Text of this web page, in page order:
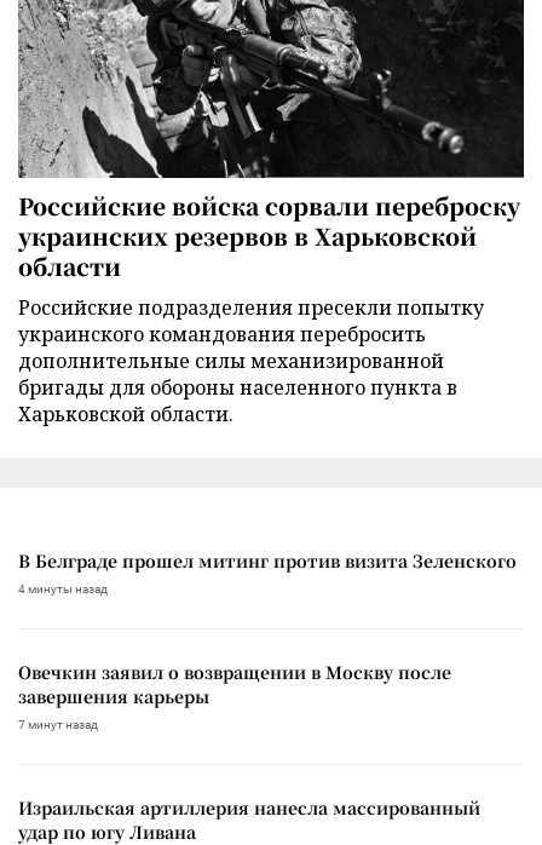
Российские войска сорвали переброску
украинских резервов в Харьковской
области
Российские подразделения пресекли попытку
украинского командования перебросить
дополнительные силы механизированной
бригады для обороны населенного пункта в
Харьковской области.
В Белграде прошел митинг против визита Зеленского
4 минуты назад
Овечкин заявил о возвращении в Москву после
завершения карьеры
7 минут назад
Израильская артиллерия нанесла массированный
удар по югу Ливана